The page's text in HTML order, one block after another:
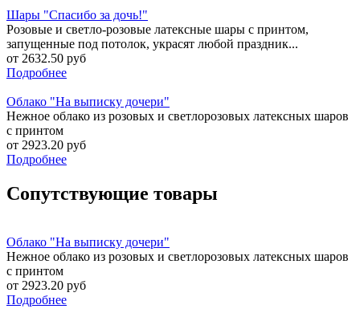
Шары "Спасибо за дочь!"
Розовые и светло-розовые латексные шары с принтом,
запущенные под потолок, украсят любой праздник...
от 2632.50 руб
Подробнее
Облако "На выписку дочери"
Нежное облако из розовых и светлорозовых латексных шаров
с принтом
от 2923.20 руб
Подробнее
Сопутствующие товары
Облако "На выписку дочери"
Нежное облако из розовых и светлорозовых латексных шаров
с принтом
от 2923.20 руб
Подробнее